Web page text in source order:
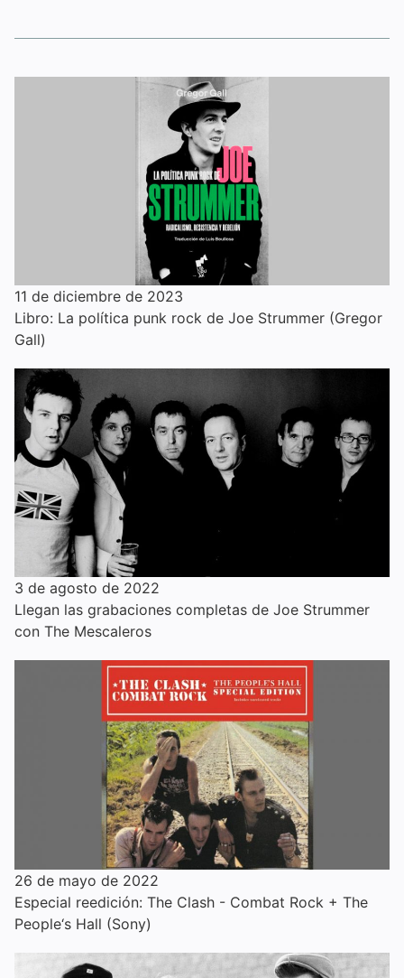
11 de diciembre de 2023
Libro: La política punk rock de Joe Strummer (Gregor
Gall)
3 de agosto de 2022
Llegan las grabaciones completas de Joe Strummer
con The Mescaleros
26 de mayo de 2022
Especial reedición: The Clash - Combat Rock + The
People‘s Hall (Sony)